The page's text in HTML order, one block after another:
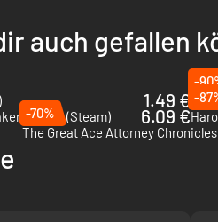
PC kann bei Instant Gaming für
smart. Pay less.
auch gefallen
1.49 €
-
The
- PC (Steam)
6.09 €
-
-70%
The Great Ace Attorney